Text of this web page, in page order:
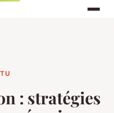
: stratégies